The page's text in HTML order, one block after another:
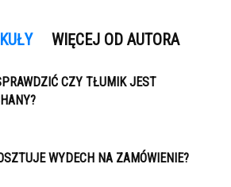
WIĘCEJ OD AUTORA
CZY TŁUMIK JEST
WYDECH NA ZAMÓWIENIE?